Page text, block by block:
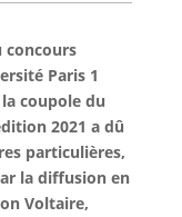
concours
Paris 1
coupole du
2021 a dû
particulières,
la diffusion en
Voltaire,